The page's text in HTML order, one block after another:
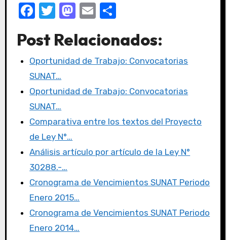
F
c
e
b
o
o
k
T
it
te
r
M
st
o
o
E
ail
C
m
p
tir
Post Relacionados:
Oportunidad de Trabajo: Convocatorias
SUNAT…
Oportunidad de Trabajo: Convocatorias
SUNAT…
Comparativa entre los textos del Proyecto
de Ley N°…
Análisis artículo por artículo de la Ley N°
30288.-…
Cronograma de Vencimientos SUNAT Periodo
Enero 2015…
Cronograma de Vencimientos SUNAT Periodo
Enero 2014…